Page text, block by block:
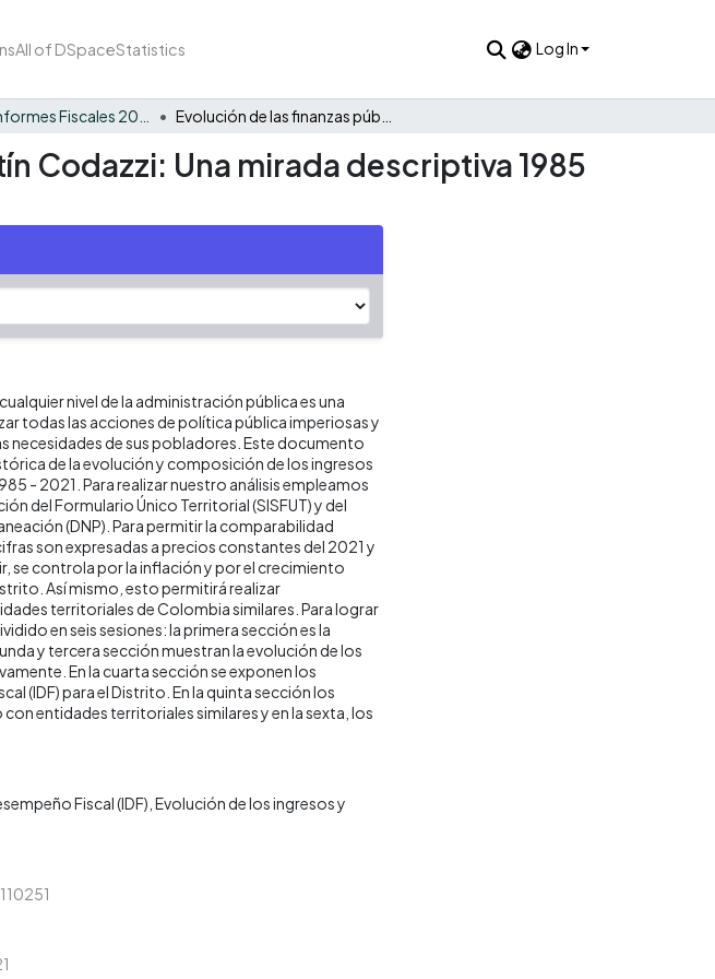
All of DSpaceStatistics Log In
Codazzi: Una mirada descriptiva 1985
nivel de la administración pública es una
todas las acciones de política pública imperiosas y
necesidades de sus pobladores. Este documento
de la evolución y composición de los ingresos
- 2021. Para realizar nuestro análisis empleamos
del Formulario Único Territorial (SISFUT) y del
(DNP). Para permitir la comparabilidad
son expresadas a precios constantes del 2021 y
se controla por la inflación y por el crecimiento
Así mismo, esto permitirá realizar
territoriales de Colombia similares. Para lograr
en seis sesiones: la primera sección es la
y tercera sección muestran la evolución de los
En la cuarta sección se exponen los
(IDF) para el Distrito. En la quinta sección los
entidades territoriales similares y en la sexta, los
Fiscal (IDF) Evolución de los ingresos y